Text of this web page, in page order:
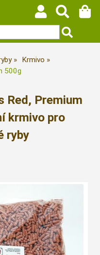
Krmivo
500g
Red, Premium
krmivo pro
ryby